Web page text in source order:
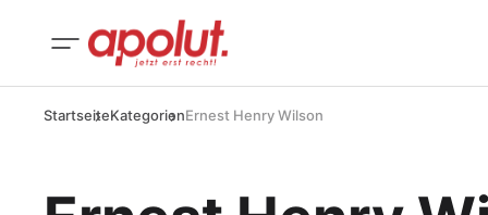
StartseiteKategorienErnest Henry Wilson